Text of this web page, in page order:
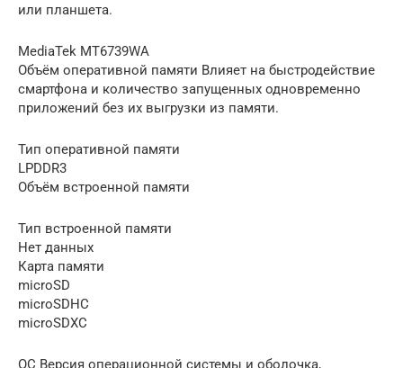
или планшета.
MediaTek MT6739WA
Объём оперативной памяти Влияет на быстродействие
смартфона и количество запущенных одновременно
приложений без их выгрузки из памяти.
Тип оперативной памяти
LPDDR3
Объём встроенной памяти
Тип встроенной памяти
Нет данных
Карта памяти
microSD
microSDHC
microSDXC
ОС Версия операционной системы и оболочка,